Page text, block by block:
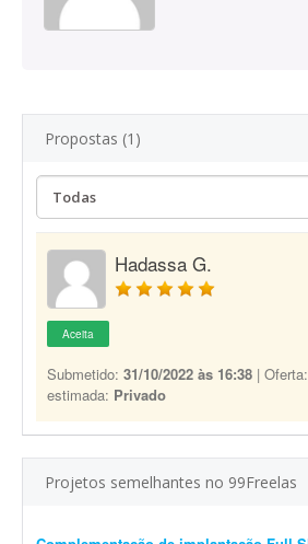
Propostas (1)
Hadassa G.
Aceita
Submetido: 31/10/2022 às 16:38 | Oferta:
estimada: Privado
Projetos semelhantes no 99Freelas